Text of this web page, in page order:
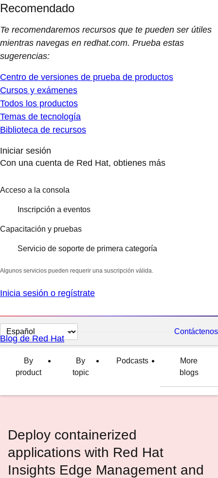
Recomendado
Te recomendaremos recursos que te pueden ser útiles
mientras navegas en redhat.com. Prueba estas
sugerencias:
Centro de versiones de prueba de productos
Cursos y exámenes
Todos los productos
Temas de tecnología
Biblioteca de recursos
Iniciar sesión
Con una cuenta de Red Hat, obtienes más
Acceso a la consola
Inscripción a eventos
Capacitación y pruebas
Servicio de soporte de primera categoría
Algunos servicios pueden requerir una suscripción válida.
Inicia sesión o regístrate
Cambiar
el
idioma
Contáctenos
Blog de Red Hat
By
product
By
topic
Podcasts
More
blogs
Deploy containerized
applications with Red Hat
Insights Edge Management and